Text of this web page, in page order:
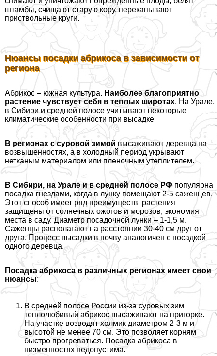
штамбы, счищают старую кору, перекапывают
приствольные круги.
Нюансы посадки абрикоса в зависимости от
региона
Абрикос – южная культура. Наиболее благоприятно
растение чувствует себя в теплых широтах. На Урале,
в Сибири и средней полосе учитывают некоторые
климатические особенности при высадке.
В регионах с суровой зимой высаживают деревца на
возвышенностях, а в холодный период укрывают
нетканым материалом или пленочным утеплителем.
В Сибири, на Урале и в средней полосе РФ популярна
посадка гнездами, когда в лунку помещают 2-5 саженцев.
Этот способ имеет ряд преимуществ: растения
защищены от солнечных ожогов и морозов, экономия
места в саду. Диаметр посадочной лунки – 1-1,5 м.
Саженцы располагают на расстоянии 30-40 см друг от
друга. Процесс высадки в почву аналогичен с посадкой
одного деревца.
Посадка абрикоса в различных регионах имеет свои
нюансы:
В средней полосе России из-за суровых зим
теплолюбивый абрикос высаживают на пригорке.
На участке возводят холмик диаметром 2-3 м и
высотой не менее 70 см. Это позволяет корням
быстро прогреваться. Посадка абрикоса в
низменностях недопустима.